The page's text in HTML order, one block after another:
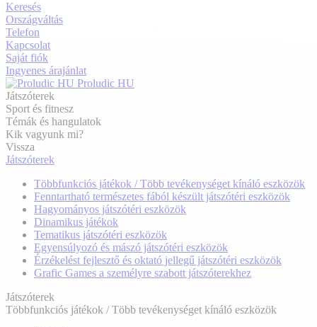
Keresés
Országváltás
Telefon
Kapcsolat
Saját fiók
Ingyenes árajánlat
Proludic HU
Játszóterek
Sport és fitnesz
Témák és hangulatok
Kik vagyunk mi?
Vissza
Játszóterek
Többfunkciós játékok / Több tevékenységet kínáló eszközök
Fenntartható természetes fából készült játszótéri eszközök
Hagyományos játszótéri eszközök
Dinamikus játékok
Tematikus játszótéri eszközök
Egyensúlyozó és mászó játszótéri eszközök
Érzékelést fejlesztő és oktató jellegű játszótéri eszközök
Grafic Games a személyre szabott játszóterekhez
Játszóterek
Többfunkciós játékok / Több tevékenységet kínáló eszközök